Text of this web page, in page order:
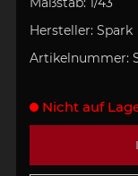
Hersteller: Spark
Artikelnummer:
Nicht auf